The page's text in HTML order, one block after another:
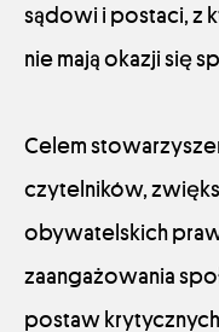
sądowi i postaci, z
nie mają okazji się
Celem
czytelników,
obywatelskich
zaangażowania
postaw krytycznych.